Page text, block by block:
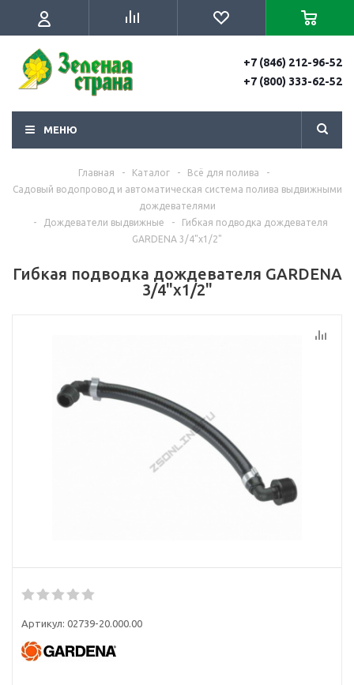
+7 (846) 212-96-52
+7 (800) 333-62-52
МЕНЮ
Главная - Каталог - Всё для полива
-
Садовый водопровод и автоматическая система полива выдвижными
дождевателями
-
Дождеватели выдвижные -
Гибкая подводка дождевателя
GARDENA 3/4"х1/2"
Гибкая подводка дождевателя GARDENA
3/4"х1/2"
Артикул: 02739-20.000.00